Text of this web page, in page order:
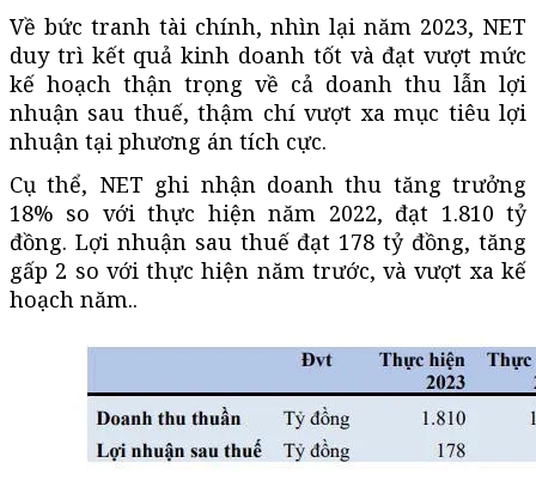
Về bức tranh tài chính, nhìn lại năm 2023, NET
duy trì kết quả kinh doanh tốt và đạt vượt mức
kế hoạch thận trọng về cả doanh thu lẫn lợi
nhuận sau thuế, thậm chí vượt xa mục tiêu lợi
nhuận tại phương án tích cực.
Cụ thể, NET ghi nhận doanh thu tăng trưởng
18% so với thực hiện năm 2022, đạt 1.810 tỷ
đồng. Lợi nhuận sau thuế đạt 178 tỷ đồng, tăng
gấp 2 so với thực hiện năm trước, và vượt xa kế
hoạch năm..